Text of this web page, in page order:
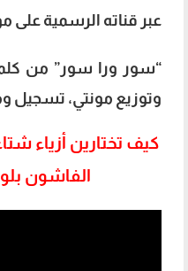
عبر قناته الرسمية على
“سور ورا سور” من
وتوزيع مونتي،
الفاشون